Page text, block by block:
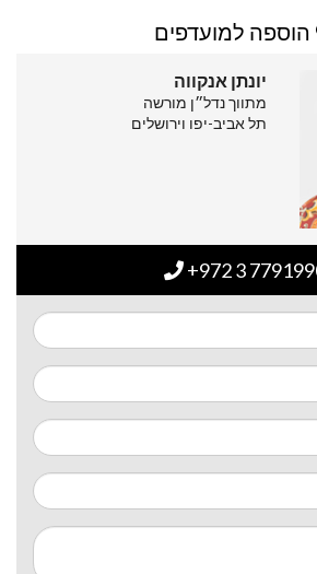
הוספה למועדפים
יונתן אנקווה
מתווך נדל״ן מורשה
תל אביב-יפו וירושלים
+972 3